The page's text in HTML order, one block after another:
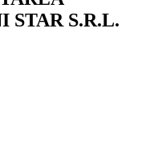
STAR S.R.L.